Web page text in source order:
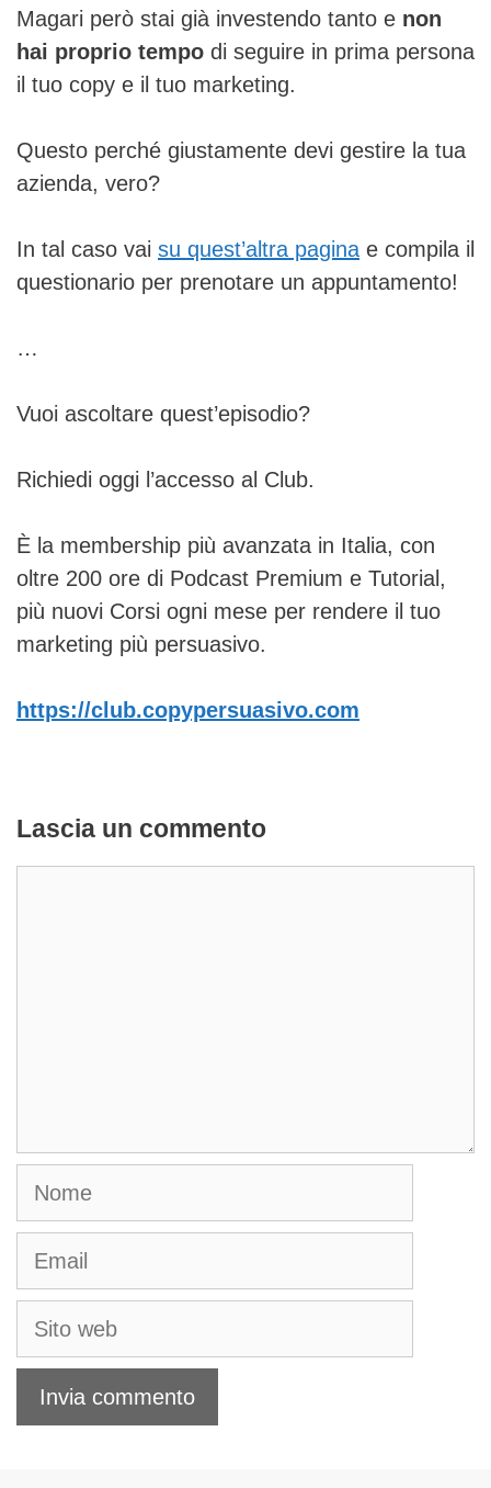
Magari però stai già investendo tanto e non
hai proprio tempo di seguire in prima persona
il tuo copy e il tuo marketing.
Questo perché giustamente devi gestire la tua
azienda, vero?
In tal caso vai su quest’altra pagina e compila il
questionario per prenotare un appuntamento!
…
Vuoi ascoltare quest’episodio?
Richiedi oggi l’accesso al Club.
È la membership più avanzata in Italia, con
oltre 200 ore di Podcast Premium e Tutorial,
più nuovi Corsi ogni mese per rendere il tuo
marketing più persuasivo.
https://club.copypersuasivo.com
Lascia un commento
Nome
Email
Sito